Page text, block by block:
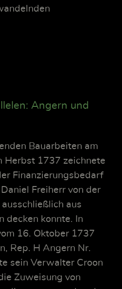
Angern und
Bauarbeiten am
Herbst 1737 zeichnete
Finanzierungsbedarf
Freiherr von der
aus
decken konnte. In
16. Oktober 1737
Rep. H Angern Nr.
sein Verwalter Croon
Zuweisung von